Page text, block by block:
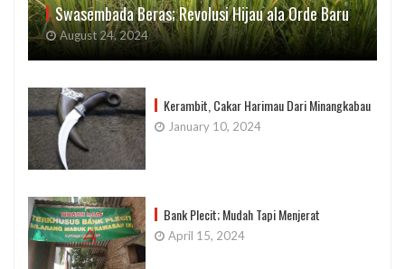
Swasembada Beras; Revolusi Hijau ala Orde Baru
August 24, 2024
Kerambit, Cakar Harimau Dari Minangkabau
January 10, 2024
Bank Plecit; Mudah Tapi Menjerat
April 15, 2024